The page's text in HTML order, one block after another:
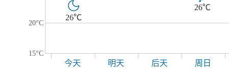
20°C
15°C
26℃
26℃
今天 明天 后天 周日